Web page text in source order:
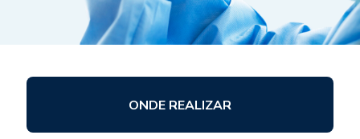
ONDE REALIZAR